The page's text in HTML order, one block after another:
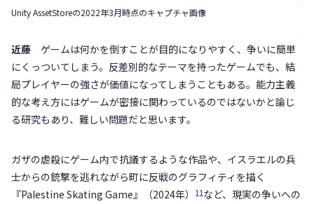
Unity AssetStoreの2022年3月時点のキャプチャ画像
近藤 ゲームは何かを倒すことが目的になりやすく、争いに簡単
にくっついてしまう。反差別的なテーマを持ったゲームでも、結
局プレイヤーの強さが価値になってしまうこともある。能力主義
的な考え方にはゲームが密接に関わっているのではないかと論じ
る研究もあり、難しい問題だと思います。
ガザの虐殺にゲーム内で抗議するような作品や、イスラエルの兵
士からの銃撃を逃れながら町に反戦のグラフィティを描く
『Palestine Skating Game』（2024年）
11など、現実の争いへの